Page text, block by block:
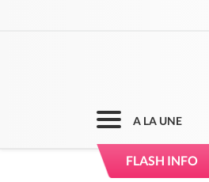
A LA UNE
FLASH INFO